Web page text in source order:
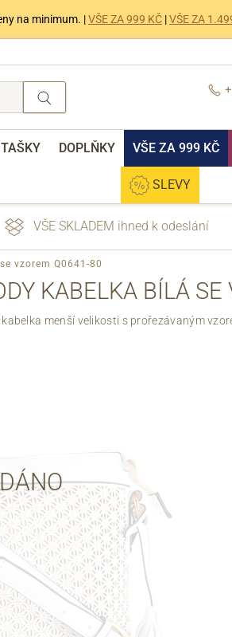
na minimum. |VŠE ZA 999 KČ |VŠE ZA
DOPLŇKY VŠE ZA 999 KČ
SLEVY
Přes Google
VŠE SKLADEM ihned k odeslání
vzorem Q0641-80
KABELKA BÍLÁ
menší velikosti s prořezávaným